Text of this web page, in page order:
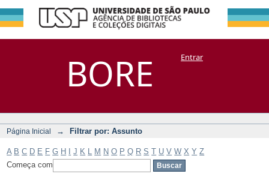
BORE
Filtrar por:
Assunto
DSpace/Manakin + CoriscoEntrar
Página Inicial → Filtrar por: Assunto
A B C D E F G H J K M N O P Q R S T U V W X Y Z
Começa com